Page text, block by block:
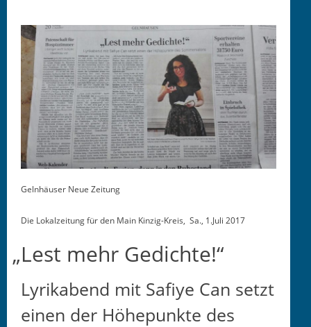
Gelnhäuser Neue Zeitung
Die Lokalzeitung für den Main Kinzig-Kreis, Sa., 1.Juli 2017
„Lest mehr Gedichte!“
Lyrikabend mit Safiye Can setzt
einen der Höhepunkte des